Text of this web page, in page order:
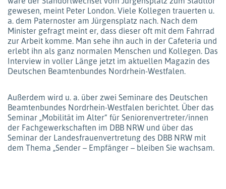
gewesen, meint Peter London. Viele Kollegen trauerten u.
a. dem Paternoster am Jürgensplatz nach. Nach dem
Minister gefragt meint er, dass dieser oft mit dem Fahrrad
zur Arbeit komme. Man sehe ihn auch in der Cafeteria und
erlebt ihn als ganz normalen Menschen und Kollegen. Das
Interview in voller Länge jetzt im aktuellen Magazin des
Deutschen Beamtenbundes Nordrhein-Westfalen.
Außerdem wird u. a. über zwei Seminare des Deutschen
Beamtenbundes Nordrhein-Westfalen berichtet. Über das
Seminar „Mobilität im Alter“ für Seniorenvertreter/innen
der Fachgewerkschaften im DBB NRW und über das
Seminar der Landesfrauenvertretung des DBB NRW mit
dem Thema „Sender – Empfänger – bleiben Sie wachsam.